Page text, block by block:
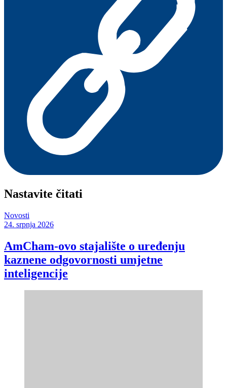
Nastavite čitati
Novosti
24. srpnja 2026
AmCham-ovo stajalište o uređenju
kaznene odgovornosti umjetne
inteligencije